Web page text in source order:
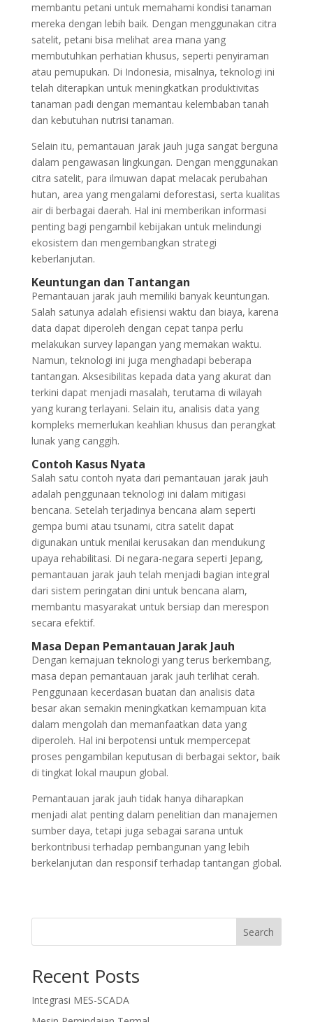
membantu petani untuk memahami kondisi tanaman
mereka dengan lebih baik. Dengan menggunakan citra
satelit, petani bisa melihat area mana yang
membutuhkan perhatian khusus, seperti penyiraman
atau pemupukan. Di Indonesia, misalnya, teknologi ini
telah diterapkan untuk meningkatkan produktivitas
tanaman padi dengan memantau kelembaban tanah
dan kebutuhan nutrisi tanaman.
Selain itu, pemantauan jarak jauh juga sangat berguna
dalam pengawasan lingkungan. Dengan menggunakan
citra satelit, para ilmuwan dapat melacak perubahan
hutan, area yang mengalami deforestasi, serta kualitas
air di berbagai daerah. Hal ini memberikan informasi
penting bagi pengambil kebijakan untuk melindungi
ekosistem dan mengembangkan strategi
keberlanjutan.
Keuntungan dan Tantangan
Pemantauan jarak jauh memiliki banyak keuntungan.
Salah satunya adalah efisiensi waktu dan biaya, karena
data dapat diperoleh dengan cepat tanpa perlu
melakukan survey lapangan yang memakan waktu.
Namun, teknologi ini juga menghadapi beberapa
tantangan. Aksesibilitas kepada data yang akurat dan
terkini dapat menjadi masalah, terutama di wilayah
yang kurang terlayani. Selain itu, analisis data yang
kompleks memerlukan keahlian khusus dan perangkat
lunak yang canggih.
Contoh Kasus Nyata
Salah satu contoh nyata dari pemantauan jarak jauh
adalah penggunaan teknologi ini dalam mitigasi
bencana. Setelah terjadinya bencana alam seperti
gempa bumi atau tsunami, citra satelit dapat
digunakan untuk menilai kerusakan dan mendukung
upaya rehabilitasi. Di negara-negara seperti Jepang,
pemantauan jarak jauh telah menjadi bagian integral
dari sistem peringatan dini untuk bencana alam,
membantu masyarakat untuk bersiap dan merespon
secara efektif.
Masa Depan Pemantauan Jarak Jauh
Dengan kemajuan teknologi yang terus berkembang,
masa depan pemantauan jarak jauh terlihat cerah.
Penggunaan kecerdasan buatan dan analisis data
besar akan semakin meningkatkan kemampuan kita
dalam mengolah dan memanfaatkan data yang
diperoleh. Hal ini berpotensi untuk mempercepat
proses pengambilan keputusan di berbagai sektor, baik
di tingkat lokal maupun global.
Pemantauan jarak jauh tidak hanya diharapkan
menjadi alat penting dalam penelitian dan manajemen
sumber daya, tetapi juga sebagai sarana untuk
berkontribusi terhadap pembangunan yang lebih
berkelanjutan dan responsif terhadap tantangan global.
Search
Recent Posts
Integrasi MES-SCADA